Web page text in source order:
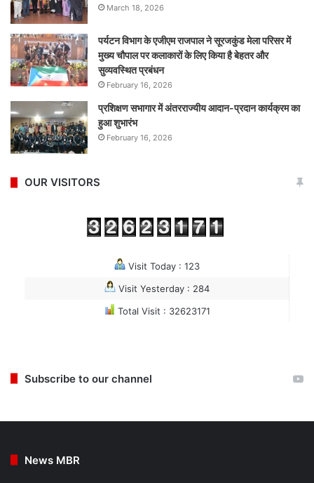
March 18, 2026
पर्यटन विभाग के एजीएम राजपाल ने सूरजकुंड मेला परिसर में
मुख्य चौपाल पर कलाकारों के लिए किया है बेहतर और
सुव्यवस्थित प्रबंधन
February 16, 2026
प्रशिक्षण सभागार में अंतरराज्यीय आदान-प्रदान कार्यक्रम का
हुआ शुभारंभ
February 16, 2026
OUR VISITORS
Visit Today : 123
Visit Yesterday : 284
Total Visit : 32623171
Subscribe to our channel
News MBR